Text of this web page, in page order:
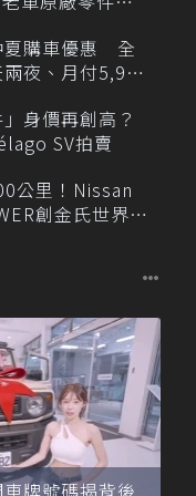
夏購車優惠 全
夜、月付5,900
身價再創高？
SV拍賣
公里！Nissan
創金氏世界紀